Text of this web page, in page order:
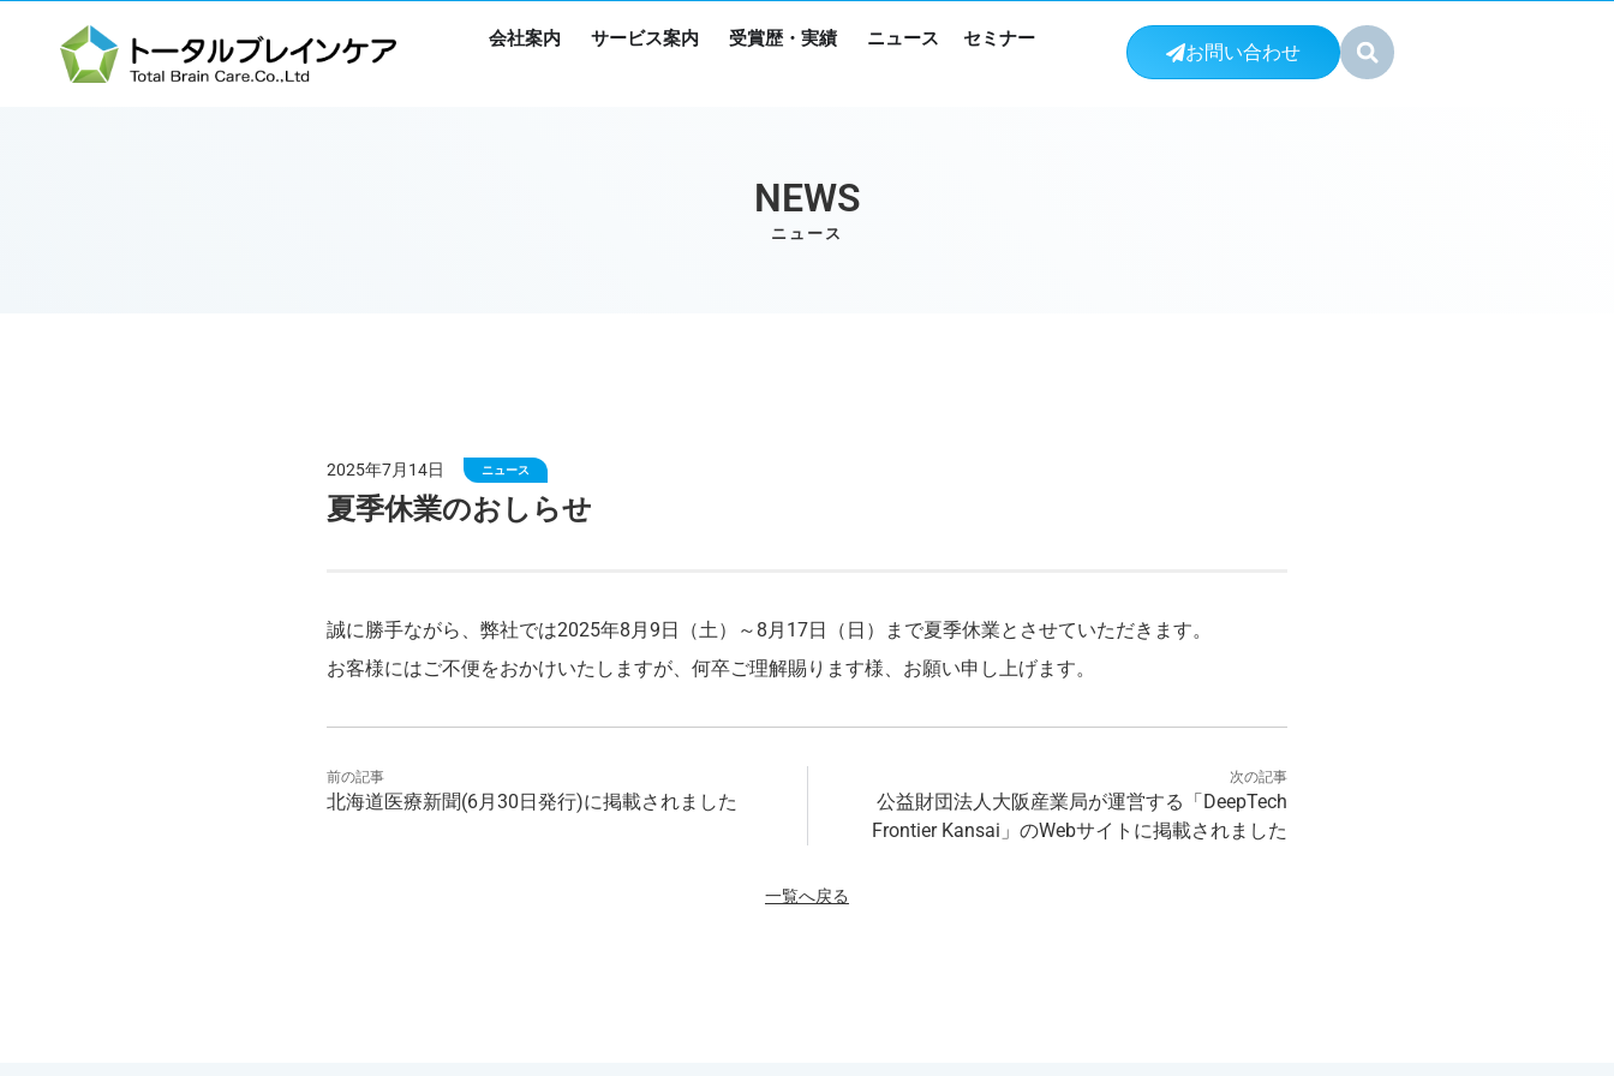
会社案内 サービス案内 受賞歴・実績 ニュース セミナー
お問い合わせ
NEWS
ニュース
2025年7月14日 ニュース
夏季休業のおしらせ
誠に勝手ながら、弊社では2025年8月9日（土）～8月17日（日）まで夏季休業とさせていただきます。
お客様にはご不便をおかけいたしますが、何卒ご理解賜ります様、お願い申し上げます。
前の記事
北海道医療新聞(6月30日発行)に掲載されました
次の記事
公益財団法人大阪産業局が運営する「DeepTech
Frontier Kansai」のWebサイトに掲載されました
一覧へ戻る